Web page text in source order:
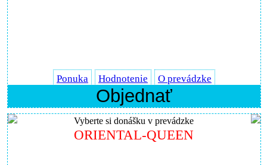
Ponuka Hodnotenie O prevádzke
Objednať
Vyberte si donášku v prevádzke
ORIENTAL-QUEEN